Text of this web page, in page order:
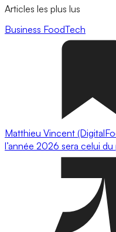
Articles les plus lus
Business FoodTech
Matthieu Vincent
l’année 2026 sera celui du